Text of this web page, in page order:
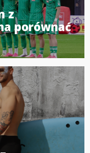
z
porównać